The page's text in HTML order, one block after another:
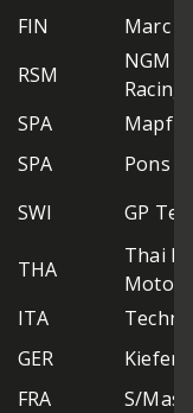
FIN
Marc
RSM
NGM
Racing
SPA
SPA
Pons
SWI GP
THA
Thai
Moto2
ITA
GER
Kiefer
FRA
S/